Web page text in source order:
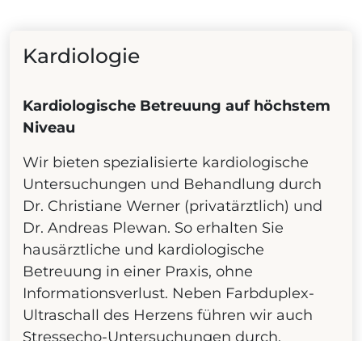
Kardiologie
Kardiologische Betreuung auf höchstem
Niveau
Wir bieten spezialisierte kardiologische
Untersuchungen und Behandlung durch
Dr. Christiane Werner (privatärztlich) und
Dr. Andreas Plewan. So erhalten Sie
hausärztliche und kardiologische
Betreuung in einer Praxis, ohne
Informationsverlust. Neben Farbduplex-
Ultraschall des Herzens führen wir auch
Stressecho-Untersuchungen durch.